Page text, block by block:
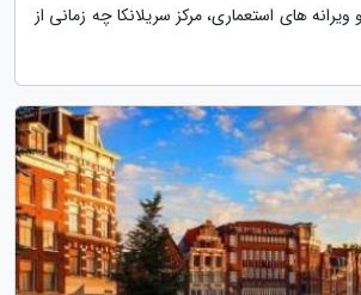
های استعماری، مرکز سریلانکا چه زمانی از